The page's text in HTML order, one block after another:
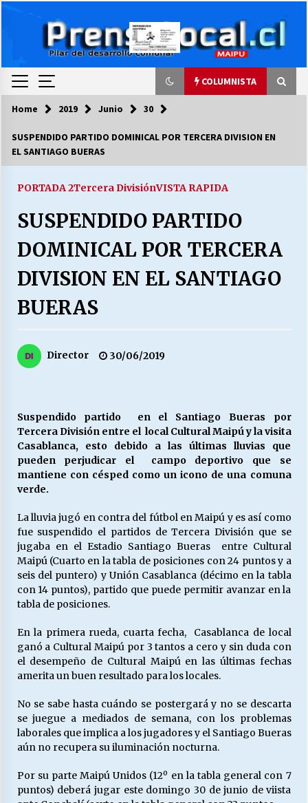
COLUMNISTA
COLUMNISTA
03/08/2026
LA DC POR SIEMPRE.RECORDANDO 69 AÑOS DE
28/07/2026
“ORGULLOSOS DE SER DC” SALUDA EL
LABORAL:
25/06/2026
¿Qué habrían dicho?
VOLVER A SER ALTERNATIVA
16/06/2026
MUNICIPALIDADES, HONORARIOS, DESPIDOS
Releyendo la Rerum Novarum a 135 años. “La
cuestión social hoy”.
S.O.S. a los ricos, Save Our Souls (Salvar
Nuestras Almas)
30/04/2026
¿Asesores con doble sueldo?
18/04/2026
Home 2019 Junio 30
SUSPENDIDO PARTIDO DOMINICAL POR TERCERA DIVISION EN
EL SANTIAGO BUERAS
PORTADA 2Tercera DivisiónVISTA RAPIDA
SUSPENDIDO PARTIDO
DOMINICAL POR TERCERA
DIVISION EN EL SANTIAGO
BUERAS
Director 30/06/2019
Suspendido partido en el Santiago Bueras por
Tercera División entre el local Cultural Maipú y la visita
Casablanca, esto debido a las últimas lluvias que
pueden perjudicar el campo deportivo que se
mantiene con césped como un icono de una comuna
verde.
La lluvia jugó en contra del fútbol en Maipú y es así como
fue suspendido el partidos de Tercera División que se
jugaba en el Estadio Santiago Bueras entre Cultural
Maipú (Cuarto en la tabla de posiciones con 24 puntos y a
seis del puntero) y Unión Casablanca (décimo en la tabla
con 14 puntos), partido que puede permitir avanzar en la
tabla de posiciones.
En la primera rueda, cuarta fecha, Casablanca de local
ganó a Cultural Maipú por 3 tantos a cero y sin duda con
el desempeño de Cultural Maipú en las últimas fechas
amerita un buen resultado para los locales.
No se sabe hasta cuándo se postergará y no se descarta
se juegue a mediados de semana, con los problemas
laborales que implica a los jugadores y el Santiago Bueras
aún no recupera su iluminación nocturna.
Por su parte Maipú Unidos (12º en la tabla general con 7
puntos) deberá jugar este domingo 30 de junio de viista